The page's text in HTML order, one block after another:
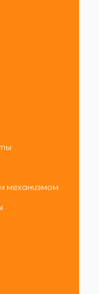
механизмом